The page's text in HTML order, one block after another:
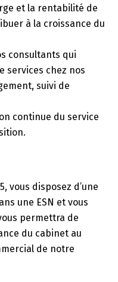
et la rentabilité de
à la croissance du
consultants qui
services chez nos
suivi de
continue du service
vous disposez d’une
une ESN et vous
permettra de
du cabinet au
de notre